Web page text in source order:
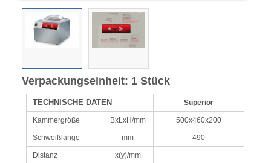
Verpackungseinheit: 1 Stück
TECHNISCHE DATEN Superior
Kammergröße BxLxH/mm 500x460x200
Schweißlänge mm 490
Distanz x(y)/mm